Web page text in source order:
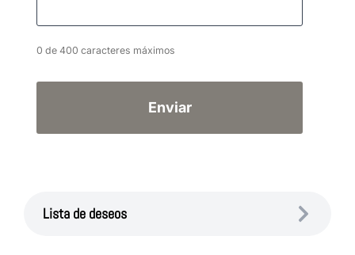
0 de 400 caracteres máximos
Lista de deseos